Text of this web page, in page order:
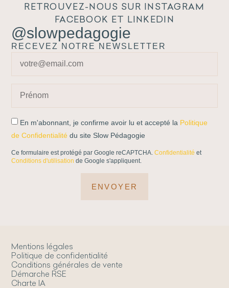
RETROUVEZ-NOUS SUR INSTAGRAM
FACEBOOK ET LINKEDIN
@slowpedagogie
RECEVEZ NOTRE NEWSLETTER
En m'abonnant, je confirme avoir lu et accepté la Politique
de Confidentialité du site Slow Pédagogie
Ce formulaire est protégé par Google reCAPTCHA.Confidentialité et
Conditions d'utilisation de Google s'appliquent.
ENVOYER
Mentions légales
Politique de confidentialité
Conditions générales de vente
Démarche RSE
Charte IA